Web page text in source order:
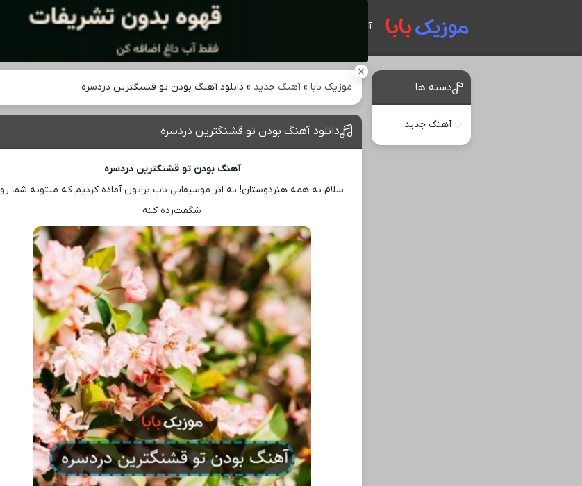
آهنگ های جدید
موزیک بابا »آهنگ جدید » دانلود آهنگ بودن تو قشنگترین دردسره
دانلود آهنگ بودن تو قشنگترین دردسره
آهنگ بودن تو قشنگترین دردسره
سلام به همه هنردوستان! یه اثر موسیقایی ناب براتون آماده کردیم که میتونه شما رو
شگفت‌زده کنه
دسته ها
آهنگ جدید